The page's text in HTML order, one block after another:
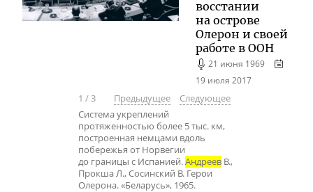
восстании
на острове
Олерон и своей
работе в ООН
21 июня 1969
19 июля 2017
1 /3 Предыдущее
Следующее
Система укреплений
протяженностью более 5 тыс. км,
построенная немцами вдоль
побережья от Норвегии
до границы с Испанией.Андреев В.,
Прокша Л., Сосинский В. Герои
Олерона. «Беларусь», 1965.